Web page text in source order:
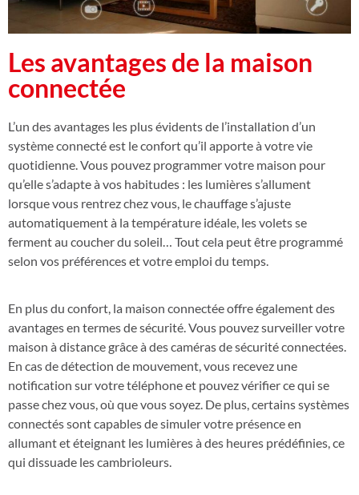
Les avantages de la maison
connectée
L’un des avantages les plus évidents de l’installation d’un
système connecté est le confort qu’il apporte à votre vie
quotidienne. Vous pouvez programmer votre maison pour
qu’elle s’adapte à vos habitudes : les lumières s’allument
lorsque vous rentrez chez vous, le chauffage s’ajuste
automatiquement à la température idéale, les volets se
ferment au coucher du soleil… Tout cela peut être programmé
selon vos préférences et votre emploi du temps.
En plus du confort, la maison connectée offre également des
avantages en termes de sécurité. Vous pouvez surveiller votre
maison à distance grâce à des caméras de sécurité connectées.
En cas de détection de mouvement, vous recevez une
notification sur votre téléphone et pouvez vérifier ce qui se
passe chez vous, où que vous soyez. De plus, certains systèmes
connectés sont capables de simuler votre présence en
allumant et éteignant les lumières à des heures prédéfinies, ce
qui dissuade les cambrioleurs.